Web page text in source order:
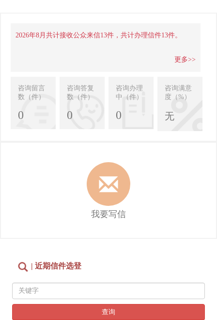
2026年8月共计接收公众来信13件，共计办理信件13件。
更多>>
咨询留言
数（件）
0
咨询答复
数（件）
0
咨询办理
中（件）
0
咨询满意
度（%）
无
我要写信
| 近期信件选登
查询